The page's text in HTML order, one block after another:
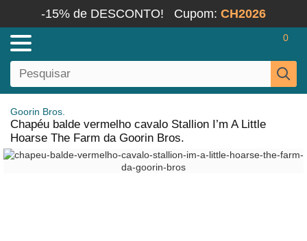
-15% de DESCONTO! Cupom: CH2026
0
Goorin Bros.
Chapéu balde vermelho cavalo Stallion I’m A Little
Hoarse The Farm da Goorin Bros.